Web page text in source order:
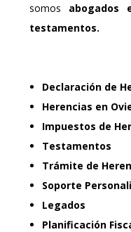
somos abogados
testamentos.
Declaración de
Herencias en
Impuestos de
Testamentos
Trámite de
Soporte
Legados
Planificación